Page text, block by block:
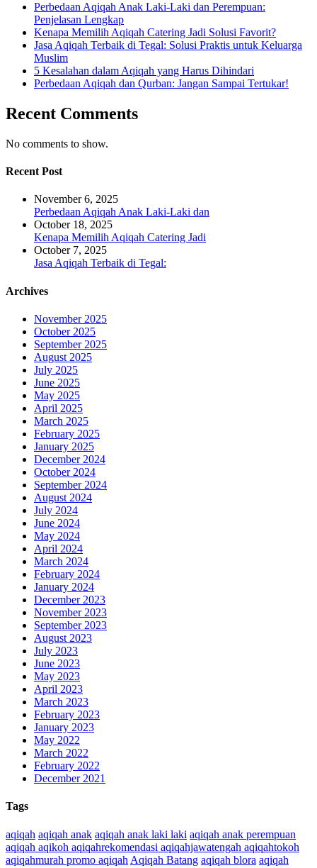
Perbedaan Aqiqah Anak Laki-Laki dan Perempuan:
Penjelasan Lengkap
Kenapa Memilih Aqiqah Catering Jadi Solusi Favorit?
Jasa Aqiqah Terbaik di Tegal: Solusi Praktis untuk Keluarga
Muslim
5 Kesalahan dalam Aqiqah yang Harus Dihindari
Perbedaan Aqiqah dan Qurban: Jangan Sampai Tertukar!
Recent Comments
No comments to show.
Recent Post
November 6, 2025
Perbedaan Aqiqah Anak Laki-Laki dan
October 18, 2025
Kenapa Memilih Aqiqah Catering Jadi
October 7, 2025
Jasa Aqiqah Terbaik di Tegal:
Archives
November 2025
October 2025
September 2025
August 2025
July 2025
June 2025
May 2025
April 2025
March 2025
February 2025
January 2025
December 2024
October 2024
September 2024
August 2024
July 2024
June 2024
May 2024
April 2024
March 2024
February 2024
January 2024
December 2023
November 2023
September 2023
August 2023
July 2023
June 2023
May 2023
April 2023
March 2023
February 2023
January 2023
May 2022
March 2022
February 2022
December 2021
Tags
aqiqah aqiqah anak aqiqah anak laki laki aqiqah anak perempuan
aqiqah aqikoh aqiqahrekomendasi aqiqahjawatengah aqiqahtokoh
aqiqahmurah promo aqiqah Aqiqah Batang aqiqah blora aqiqah